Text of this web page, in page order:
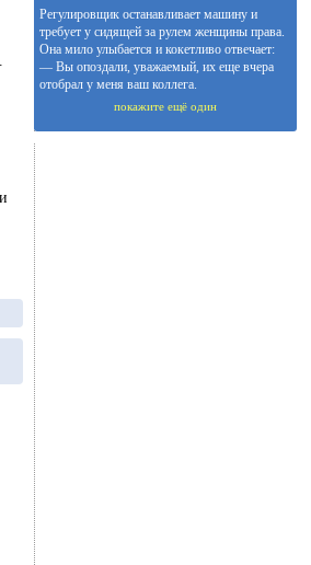
Регулировщик останавливает машину и
требует у сидящей за рулем женщины права.
Она мило улыбается и кокетливо отвечает:
— Вы опоздали, уважаемый, их еще вчера
отобрал у меня ваш коллега.
покажите ещё один